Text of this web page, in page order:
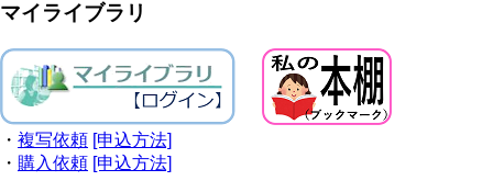
マイライブラリ
・ 複写依頼 [申込方法]
・ 購入依頼 [申込方法]